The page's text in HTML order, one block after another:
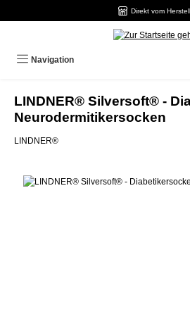
Direkt vom
Navigation
LINDNER® Silversoft® -
Neurodermitikersocken
LINDNER®
Bildergalerie überspringen